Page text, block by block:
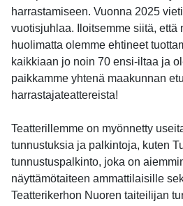
harrastamiseen. Vuonna 2025
vuotisjuhlaa. Iloitsemme siitä, että
huolimatta olemme ehtineet
kaikkiaan jo noin 70 ensi-iltaa ja
paikkamme yhtenä maakunnan
harrastajateattereista!
Teatterillemme on myönnetty
tunnustuksia ja palkintoja, kuten
tunnustuspalkinto, joka on
näyttämötaiteen ammattilaisille
Teatterikerhon Nuoren taiteilijan